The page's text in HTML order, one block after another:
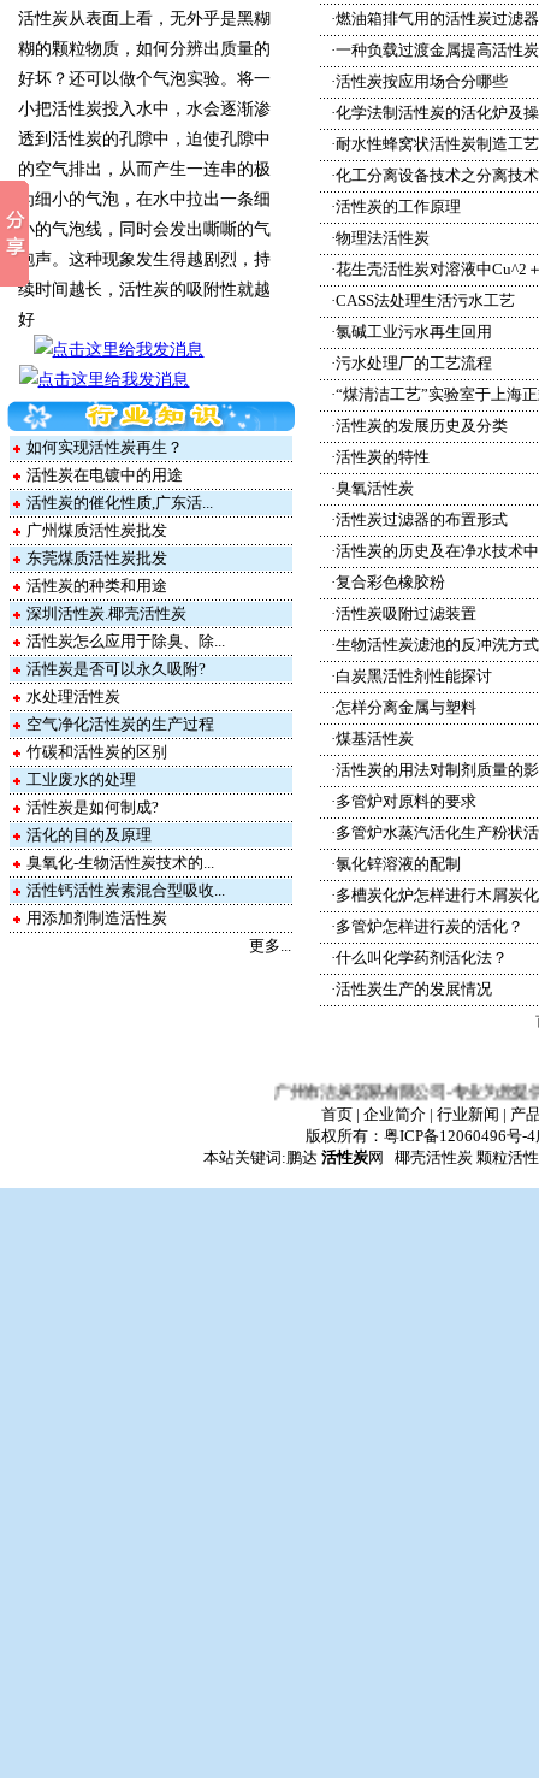
活性炭从表面上看，无外乎是黑糊
糊的颗粒物质，如何分辨出质量的
好坏？还可以做个气泡实验。将一
小把活性炭投入水中，水会逐渐渗
透到活性炭的孔隙中，迫使孔隙中
的空气排出，从而产生一连串的极
为细小的气泡，在水中拉出一条细
小的气泡线，同时会发出嘶嘶的气
泡声。这种现象发生得越剧烈，持
续时间越长，活性炭的吸附性就越
好
如何实现活性炭再生？
活性炭在电镀中的用途
活性炭的催化性质,广东活...
广州煤质活性炭批发
东莞煤质活性炭批发
活性炭的种类和用途
深圳活性炭.椰壳活性炭
活性炭怎么应用于除臭、除...
活性炭是否可以永久吸附?
水处理活性炭
空气净化活性炭的生产过程
竹碳和活性炭的区别
工业废水的处理
活性炭是如何制成?
活化的目的及原理
臭氧化-生物活性炭技术的...
活性钙活性炭素混合型吸收...
用添加剂制造活性炭
更多...
·燃油箱排气用的活性炭过滤器
·一种负载过渡金属提高活性
·活性炭按应用场合分哪些
·化学法制活性炭的活化炉及
·耐水性蜂窝状活性炭制造工
·化工分离设备技术之分离技
·活性炭的工作原理
·物理法活性炭
·花生壳活性炭对溶液中Cu^2
·CASS法处理生活污水工艺
·氯碱工业污水再生回用
·污水处理厂的工艺流程
·“煤清洁工艺”实验室于上海
·活性炭的发展历史及分类
·活性炭的特性
·臭氧活性炭
·活性炭过滤器的布置形式
·活性炭的历史及在净水技术
·复合彩色橡胶粉
·活性炭吸附过滤装置
·生物活性炭滤池的反冲洗方式
·白炭黑活性剂性能探讨
·怎样分离金属与塑料
·煤基活性炭
·活性炭的用法对制剂质量的
·多管炉对原料的要求
·多管炉水蒸汽活化生产粉状
·氯化锌溶液的配制
·多槽炭化炉怎样进行木屑炭
·多管炉怎样进行炭的活化？
·什么叫化学药剂活化法？
·活性炭生产的发展情况
广州市洁炭贸易有限公司-专业为您提
首页 |企业简介 |行业新闻 | 产
版权所有：粤ICP备12060496号-4
本站关键词:鹏达活性炭网 椰壳活性炭 颗粒活